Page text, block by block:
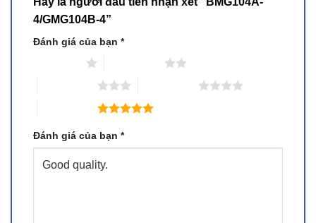
4/GMG104B-4”
Đánh giá của bạn *
Đánh giá của bạn *